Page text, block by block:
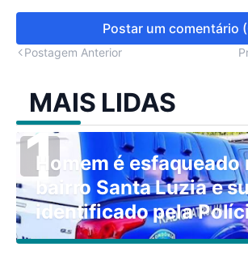
Postar um comentário
Postagem Anterior
MAIS LIDAS
Homem é esfaqueado
bairro Santa Luzia e
identificado pela